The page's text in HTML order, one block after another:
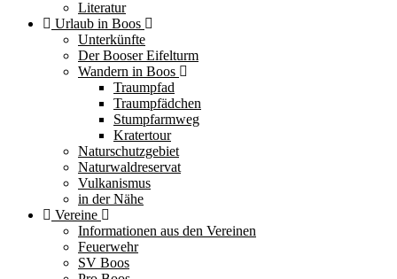
Literatur
Urlaub in Boos
Unterkünfte
Der Booser Eifelturm
Wandern in Boos
Traumpfad
Traumpfädchen
Stumpfarmweg
Kratertour
Naturschutzgebiet
Naturwaldreservat
Vulkanismus
in der Nähe
Vereine
Informationen aus den Vereinen
Feuerwehr
SV Boos